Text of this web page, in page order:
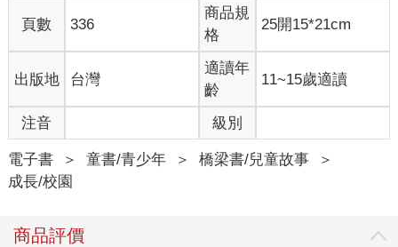
頁數 336
商品規
格
25開15*21cm
出版地 台灣
適讀年
齡
11~15歲適讀
注音 級別
電子書 ＞ 童書/青少年 ＞ 橋梁書/兒童故事
＞
成長/校園
商品評價